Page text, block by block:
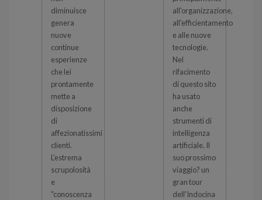
diminuisce
genera
nuove
continue
esperienze
che lei
prontamente
mette a
disposizione
di
affezionatissimi
clienti.
L'estrema
scrupolosità
e
"conoscenza
all'organizzazione,
all'efficientamento
e alle nuove
tecnologie.
Nel
rifacimento
di questo sito
ha usato
anche
strumenti di
intelligenza
artificiale. Il
suo prossimo
viaggio? un
gran tour
dell'Indocina